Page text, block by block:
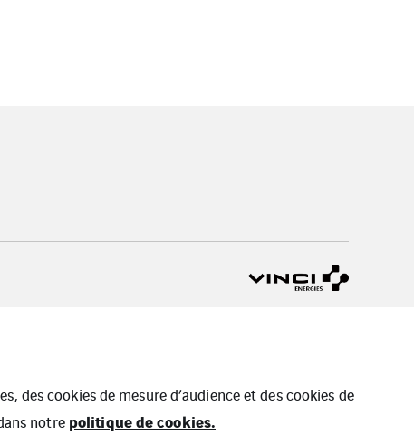
des cookies de mesure d’audience et des cookies de
notre politique de cookies.